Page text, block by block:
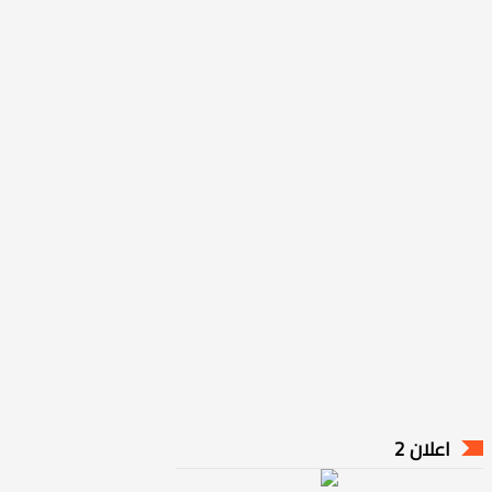
اعلان 2